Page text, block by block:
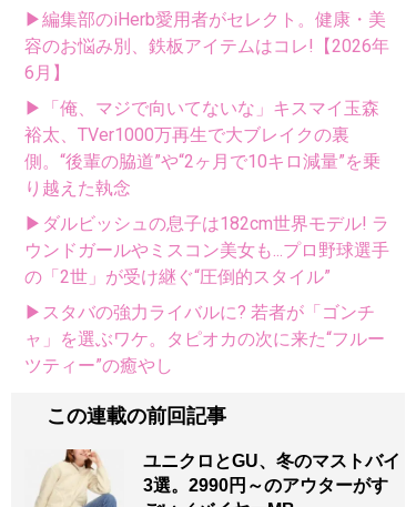
▶編集部のiHerb愛用者がセレクト。健康・美
容のお悩み別、鉄板アイテムはコレ!【2026年
6月】
▶「俺、マジで向いてないな」キスマイ玉森
裕太、TVer1000万再生で大ブレイクの裏
側。“後輩の脇道”や“2ヶ月で10キロ減量”を乗
り越えた執念
▶ダルビッシュの息子は182cm世界モデル! ラ
ウンドガールやミスコン美女も...プロ野球選手
の「2世」が受け継ぐ“圧倒的スタイル”
▶スタバの強力ライバルに? 若者が「ゴンチ
ャ」を選ぶワケ。タピオカの次に来た“フルー
ツティー”の癒やし
この連載の前回記事
ユニクロとGU、冬のマストバイ
3選。2990円～のアウターがす